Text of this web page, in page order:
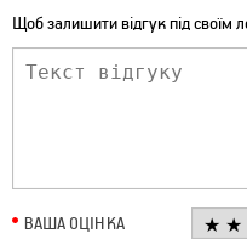
Щоб залишити відгук під своїм
ВАША ОЦІНКА